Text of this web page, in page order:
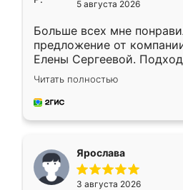
5 августа 2026
Больше всех мне
предложение от
Елены Сергеевой.
короткие сроки
для замера сотрудник
предложил по моему
Читать полностью
Ярослава
3 августа 2026